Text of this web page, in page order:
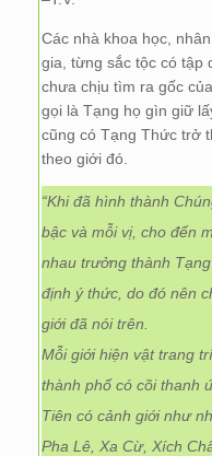
Các nhà khoa học,
gia, từng sắc tộc có tập
chưa chịu tìm ra gốc
gọi là Tạng họ gìn giữ
cũng có Tạng Thức trở
theo giới đó.
“Khi đã hình thành
bậc và mỗi vị, cho đến
nhau trưởng thành
định ý thức, do đó nên
giới đã nói trên.
Mỗi giới hiện vật trang
thành phố có cõi thanh
Tiên có cảnh giới như
Pha Lê, Xa Cừ, Xích